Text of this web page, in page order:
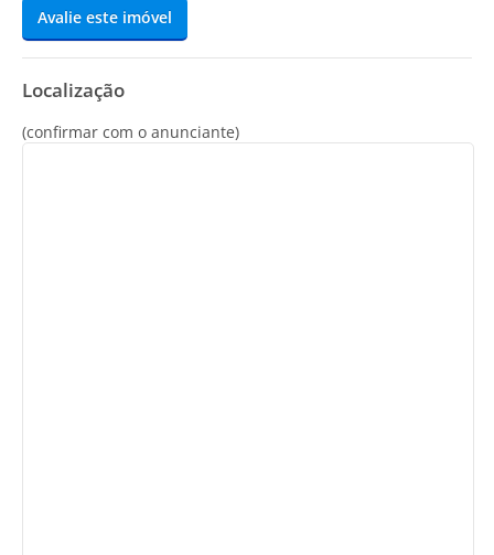
Avalie este imóvel
Localização
(confirmar com o anunciante)